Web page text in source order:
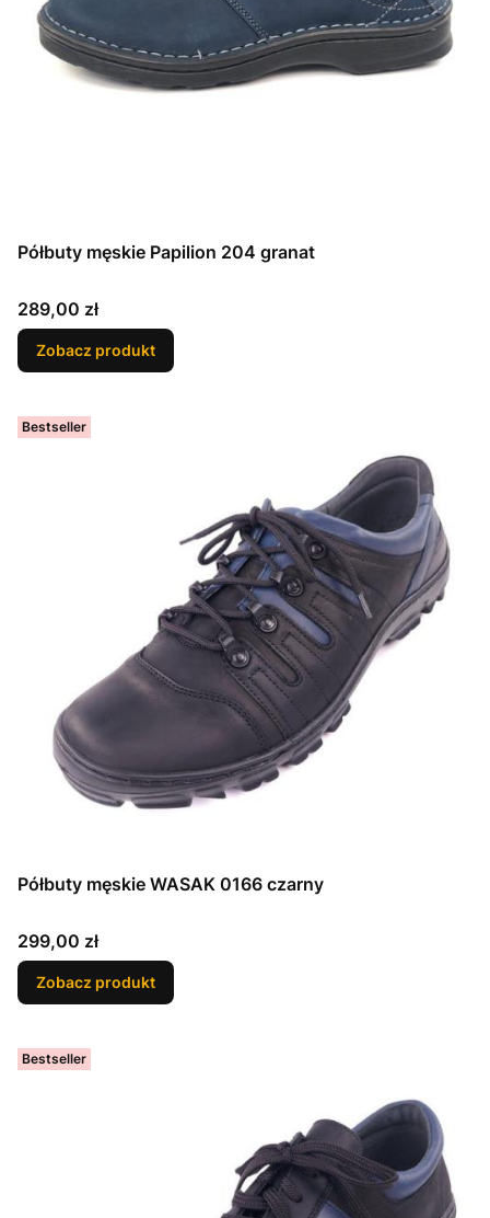
Półbuty męskie Papilion 204 granat
Cena
289,00 zł
Zobacz produkt
Bestseller
Półbuty męskie WASAK 0166 czarny
Cena
299,00 zł
Zobacz produkt
Bestseller